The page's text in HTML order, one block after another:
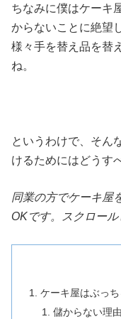
ちなみに僕はケーキ
からないことに絶望
様々手を替え品を替
ね。
というわけで、そん
けるためにはどうす
同業の方でケーキ屋
OKです。スクロール
ケーキ屋はぶっち
儲からない理